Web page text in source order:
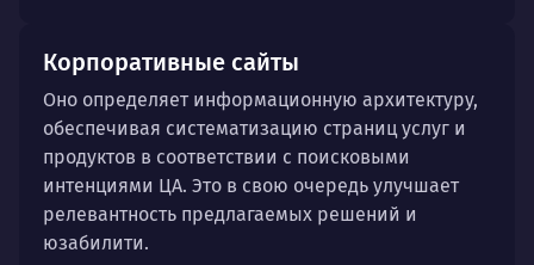
Корпоративные сайты
Оно определяет информационную архитектуру,
обеспечивая систематизацию страниц услуг и
продуктов в соответствии с поисковыми
интенциями ЦА. Это в свою очередь улучшает
релевантность предлагаемых решений и
юзабилити.